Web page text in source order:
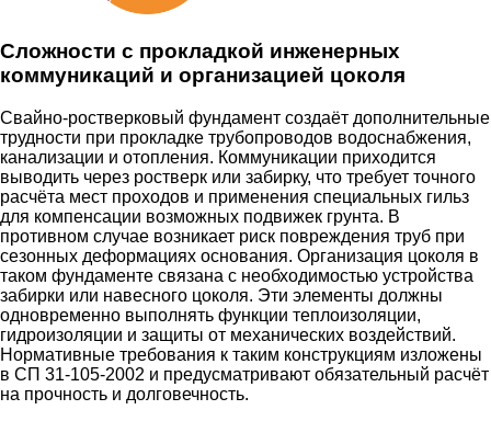
Сложности с прокладкой инженерных
коммуникаций и организацией цоколя
Свайно-ростверковый фундамент создаёт дополнительные
трудности при прокладке трубопроводов водоснабжения,
канализации и отопления. Коммуникации приходится
выводить через ростверк или забирку, что требует точного
расчёта мест проходов и применения специальных гильз
для компенсации возможных подвижек грунта. В
противном случае возникает риск повреждения труб при
сезонных деформациях основания. Организация цоколя в
таком фундаменте связана с необходимостью устройства
забирки или навесного цоколя. Эти элементы должны
одновременно выполнять функции теплоизоляции,
гидроизоляции и защиты от механических воздействий.
Нормативные требования к таким конструкциям изложены
в СП 31-105-2002 и предусматривают обязательный расчёт
на прочность и долговечность.